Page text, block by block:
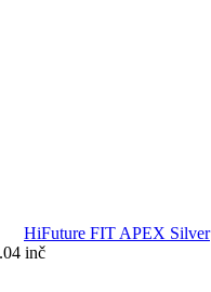
HiFuture FIT APEX Silver
inč